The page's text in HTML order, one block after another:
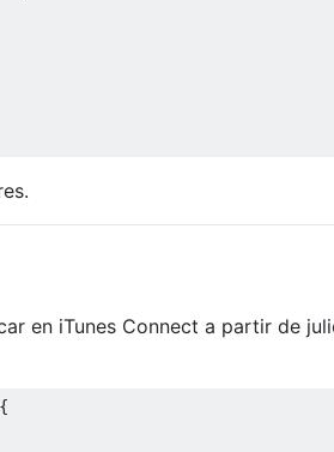
en iTunes Connect a partir de
{